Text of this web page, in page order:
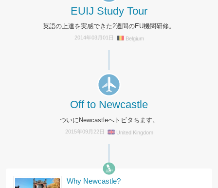
EUIJ Study Tour
英語の上達を実感できた2週間のEU機関研修。
2014年03月01日 Belgium
Off to Newcastle
ついにNewcastleへトビタちます。
2015年09月22日 United Kingdom
Why Newcastle?